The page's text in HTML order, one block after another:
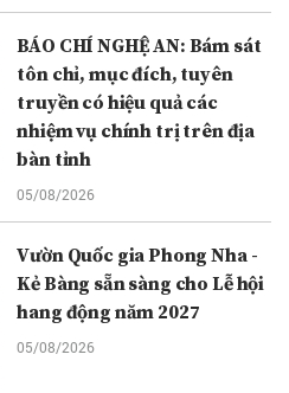
BÁO CHÍ NGHỆ AN: Bám sát
tôn chỉ, mục đích, tuyên
truyền có hiệu quả các
nhiệm vụ chính trị trên địa
bàn tỉnh
05/08/2026
Vườn Quốc gia Phong Nha -
Kẻ Bàng sẵn sàng cho Lễ hội
hang động năm 2027
05/08/2026